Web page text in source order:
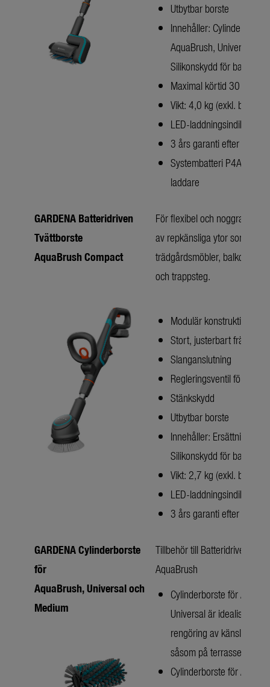
Utbytbar borste
Innehåller:
AquaBrush, Universal,
Silikonskydd för batteri
Maximal körtid 30
Vikt: 4,0 kg (exkl. batteri)
LED-laddningsindikator
3 års garanti efter
Systembatteri P4A PBA
laddare
GARDENA Batteridriven
Tvättborste
AquaBrush Compact
För flexibel och noggrann
av repkänsliga ytor som
trädgårdsmöbler,
och trappsteg.
Modulär konstruktion
Stort, justerbart främre
Slanganslutning
Regleringsventil för
Stänkskydd
Utbytbar borste
Innehåller:
Silikonskydd för batteri
Vikt: 2,7 kg (exkl. batteri)
LED-laddningsindikator
3 års garanti efter
GARDENA Cylinderborste
för
AquaBrush, Universal och
Medium
Tillbehör till Batteridriven
AquaBrush
Cylinderborste för
Universal är idealisk för
rengöring av känsliga
såsom på terrassen
Cylinderborste för